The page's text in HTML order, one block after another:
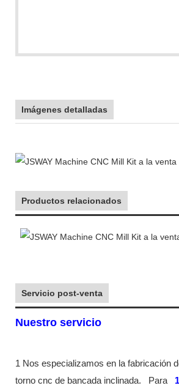
Imágenes detalladas
Productos relacionados
Servicio post-venta
Nuestro servicio
1 Nos especializamos en la fabricación
torno cnc de bancada inclinada.
Para